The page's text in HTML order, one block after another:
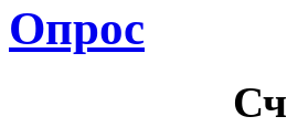
Опрос